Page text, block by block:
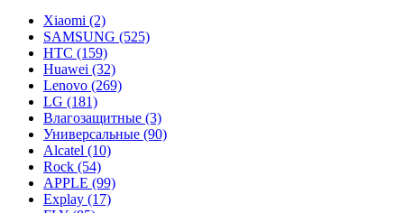
Xiaomi (2)
SAMSUNG (525)
HTC (159)
Huawei (32)
Lenovo (269)
LG (181)
Влагозащитные (3)
Универсальные (90)
Alcatel (10)
Rock (54)
APPLE (99)
Explay (17)